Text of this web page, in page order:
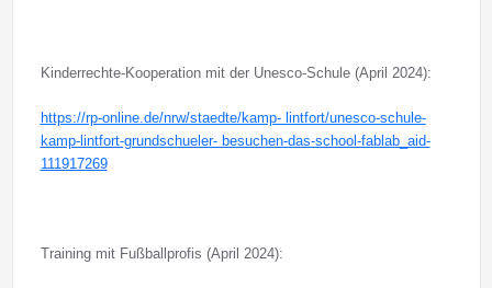
Kinderrechte-Kooperation mit der Unesco-Schule (April 2024):
https://rp-online.de/nrw/staedte/kamp- lintfort/unesco-schule-
kamp-lintfort-grundschueler- besuchen-das-school-fablab_aid-
111917269
Training mit Fußballprofis (April 2024):